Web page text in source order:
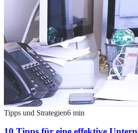
Tipps und Strategien6 min